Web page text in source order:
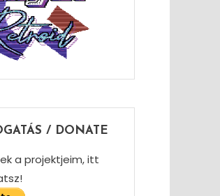
/ DONATE
a projektjeim, itt